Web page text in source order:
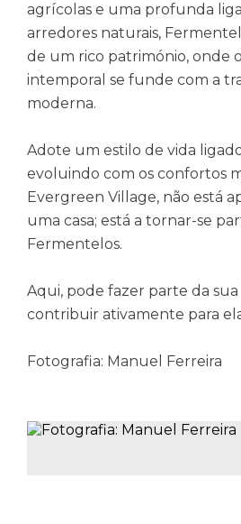
agrícolas e uma profunda
arredores naturais,
de um rico património, onde
intemporal se funde com a
moderna.
Adote um estilo de vida
evoluindo com os confortos
Evergreen Village, não está
uma casa; está a tornar-se
Fermentelos.
Aqui, pode fazer parte da sua
contribuir ativamente para
Fotografia: Manuel Ferreira